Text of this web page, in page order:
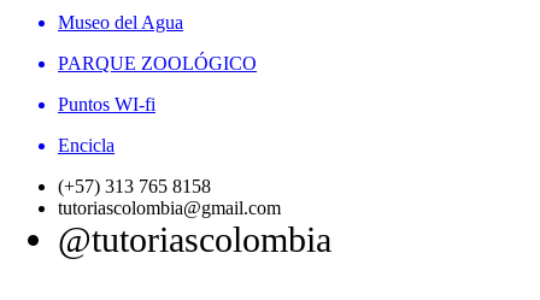
Museo del Agua
PARQUE ZOOLÓGICO
Puntos WI-fi
Encicla
(+57) 313 765 8158
tutoriascolombia@gmail.com
@tutoriascolombia